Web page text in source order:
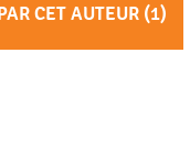
CET AUTEUR (1)